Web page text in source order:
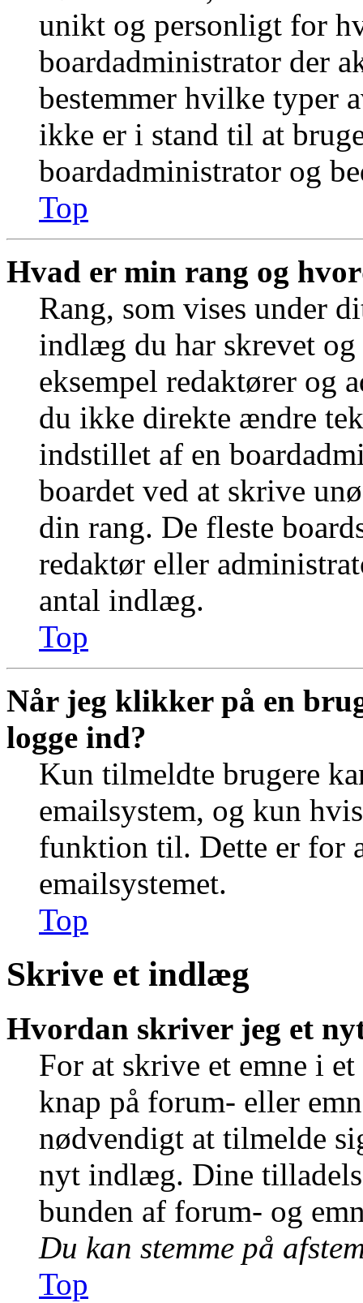
unikt og personligt for
boardadministrator der
bestemmer hvilke typer
ikke er i stand til at
boardadministrator og
Top
Hvad er min rang og
Rang, som vises under
indlæg du har skrevet
eksempel redaktører og
du ikke direkte ændre
indstillet af en
boardet ved at skrive
din rang. De fleste
redaktør eller
antal indlæg.
Top
Når jeg klikker på en
logge ind?
Kun tilmeldte brugere
emailsystem, og kun
funktion til. Dette er for
emailsystemet.
Top
Skrive et indlæg
Hvordan skriver jeg et
For at skrive et emne i
knap på forum- eller
nødvendigt at tilmelde
nyt indlæg. Dine
bunden af forum- og
Du kan stemme på
Top